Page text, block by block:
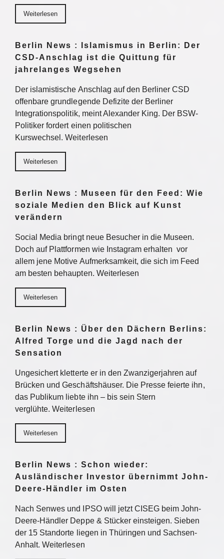
Weiterlesen
Berlin News : Islamismus in Berlin: Der
CSD-Anschlag ist die Quittung für
jahrelanges Wegsehen
Der islamistische Anschlag auf den Berliner CSD
offenbare grundlegende Defizite der Berliner
Integrationspolitik, meint Alexander King. Der BSW-
Politiker fordert einen politischen
Kurswechsel. Weiterlesen
Weiterlesen
Berlin News : Museen für den Feed: Wie
soziale Medien den Blick auf Kunst
verändern
Social Media bringt neue Besucher in die Museen.
Doch auf Plattformen wie Instagram erhalten vor
allem jene Motive Aufmerksamkeit, die sich im Feed
am besten behaupten. Weiterlesen
Weiterlesen
Berlin News : Über den Dächern Berlins:
Alfred Torge und die Jagd nach der
Sensation
Ungesichert kletterte er in den Zwanzigerjahren auf
Brücken und Geschäftshäuser. Die Presse feierte ihn,
das Publikum liebte ihn – bis sein Stern
verglühte. Weiterlesen
Weiterlesen
Berlin News : Schon wieder:
Ausländischer Investor übernimmt John-
Deere-Händler im Osten
Nach Senwes und IPSO will jetzt CISEG beim John-
Deere-Händler Deppe & Stücker einsteigen. Sieben
der 15 Standorte liegen in Thüringen und Sachsen-
Anhalt. Weiterlesen